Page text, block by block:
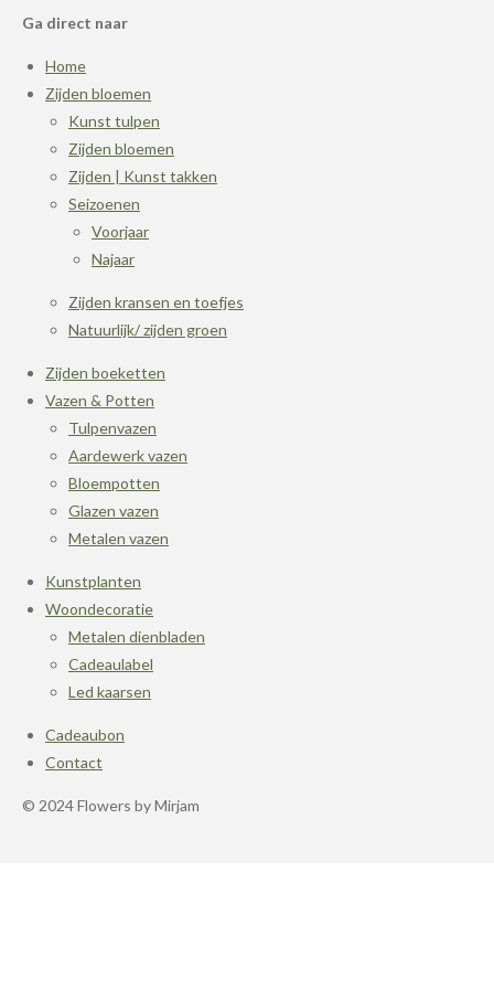
Ga direct naar
Home
Zijden bloemen
Kunst tulpen
Zijden bloemen
Zijden | Kunst takken
Seizoenen
Voorjaar
Najaar
Zijden kransen en toefjes
Natuurlijk/ zijden groen
Zijden boeketten
Vazen & Potten
Tulpenvazen
Aardewerk vazen
Bloempotten
Glazen vazen
Metalen vazen
Kunstplanten
Woondecoratie
Metalen dienbladen
Cadeaulabel
Led kaarsen
Cadeaubon
Contact
© 2024 Flowers by Mirjam